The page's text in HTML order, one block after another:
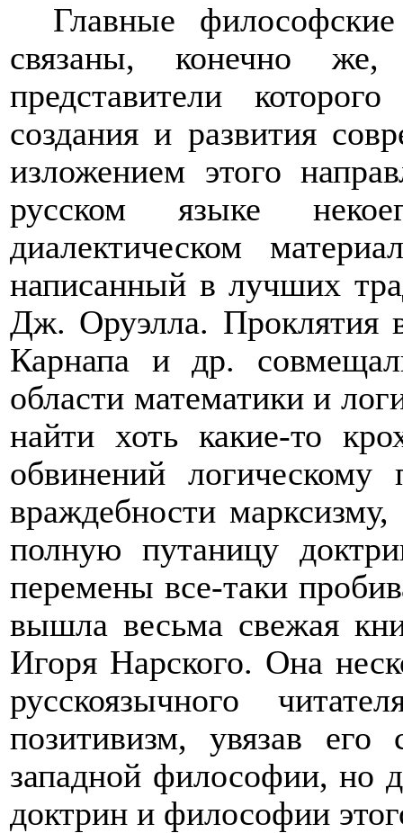
Главные
связаны, конечно
представители
создания и развития
изложением этого
русском языке
диалектическом
написанный в лучших
Дж. Оруэлла. Проклятия
Карнапа и др.
области математики и
найти хоть какие-то
обвинений логическому
враждебности
полную путаницу
перемены все-таки
вышла весьма свежая
Игоря Нарского. Она
русскоязычного
позитивизм, увязав его
западной философии, но
доктрин и философии